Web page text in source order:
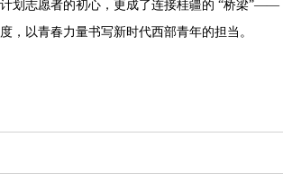
划志愿者的初心，更成了连接桂疆的 “桥梁”——
，以青春力量书写新时代西部青年的担当。